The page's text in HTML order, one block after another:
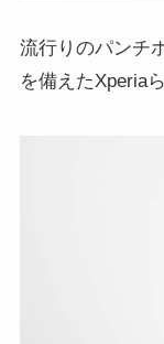
流行りのパンチ
を備えたXperia